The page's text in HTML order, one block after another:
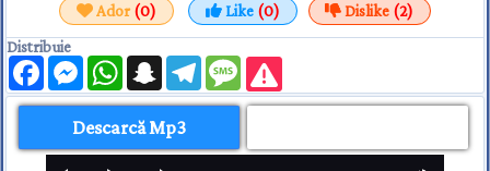
Ador(0) Like (0) Dislike (2)
Distribuie
FacebookMessengerWhatsAppSnapchatTelegramMessage
Descarcă Mp3